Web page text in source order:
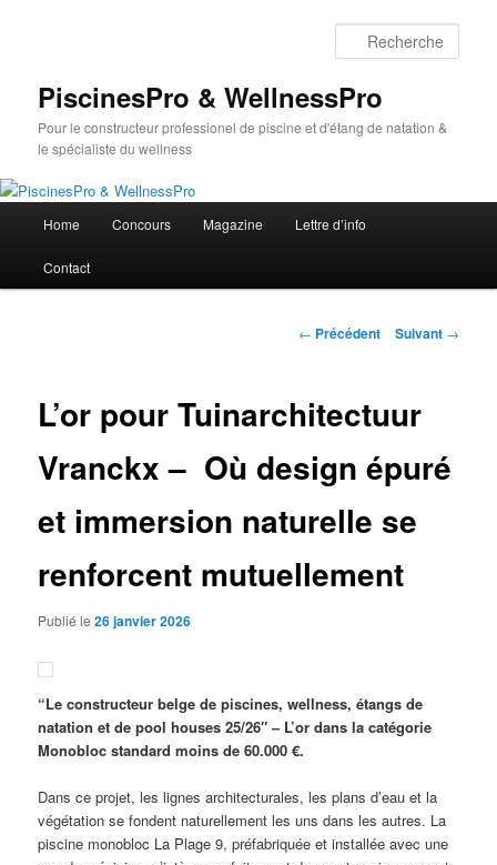
PiscinesPro & WellnessPro
Pour le constructeur professionel de piscine et d'étang de natation &
le spécialiste du wellness
principal
Home Concours Magazine Lettre d’info
Contact
Navigation
← Précédent Suivant →
L’or pour Tuinarchitectuur
Vranckx – Où design épuré
et immersion naturelle se
renforcent mutuellement
Publié le26 janvier 2026
“Le constructeur belge de piscines, wellness, étangs de
natation et de pool houses 25/26″ – L’or dans la catégorie
Monobloc standard moins de 60.000 €.
Dans ce projet, les lignes architecturales, les plans d’eau et la
végétation se fondent naturellement les uns dans les autres. La
piscine monobloc La Plage 9, préfabriquée et installée avec une